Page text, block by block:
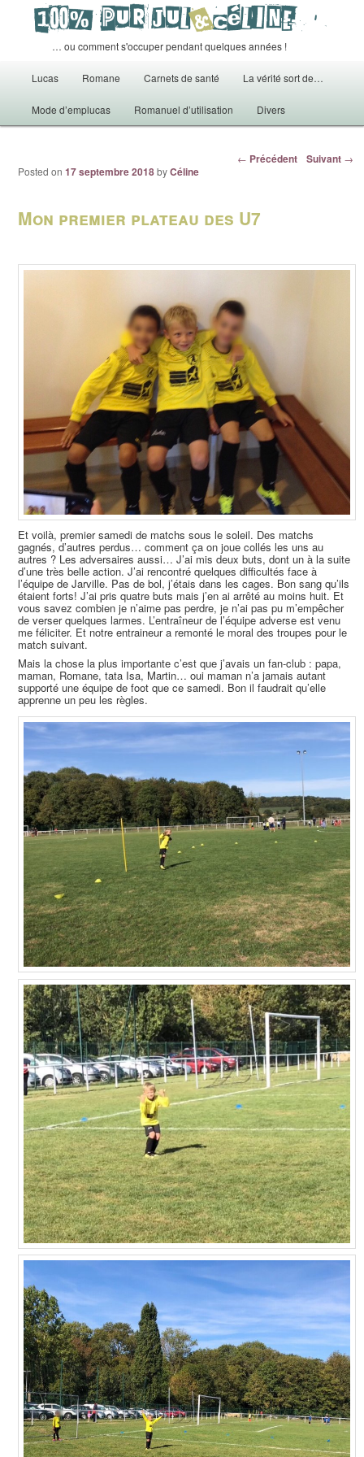
… ou comment s'occuper pendant quelques années !
Aller au contenu principal
Lucas Romane Carnets de santé La vérité sort de…
Mode d’emplucas Romanuel d’utilisation Divers
Navigation des articles
← Précédent Suivant →
Mon premier plateau des U7
Posted on17 septembre 2018byCéline
Et voilà, premier samedi de matchs sous le soleil. Des matchs
gagnés, d’autres perdus… comment ça on joue collés les uns au
autres ? Les adversaires aussi… J’ai mis deux buts, dont un à la suite
d’une très belle action. J’ai rencontré quelques difficultés face à
l’équipe de Jarville. Pas de bol, j’étais dans les cages. Bon sang qu’ils
étaient forts! J’ai pris quatre buts mais j’en ai arrêté au moins huit. Et
vous savez combien je n’aime pas perdre, je n’ai pas pu m’empêcher
de verser quelques larmes. L’entraîneur de l’équipe adverse est venu
me féliciter. Et notre entraineur a remonté le moral des troupes pour le
match suivant.
Mais la chose la plus importante c’est que j’avais un fan-club : papa,
maman, Romane, tata Isa, Martin… oui maman n’a jamais autant
supporté une équipe de foot que ce samedi. Bon il faudrait qu’elle
apprenne un peu les règles.